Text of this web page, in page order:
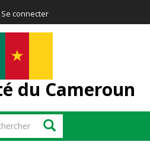
Se connecter
du Cameroun
Rechercher